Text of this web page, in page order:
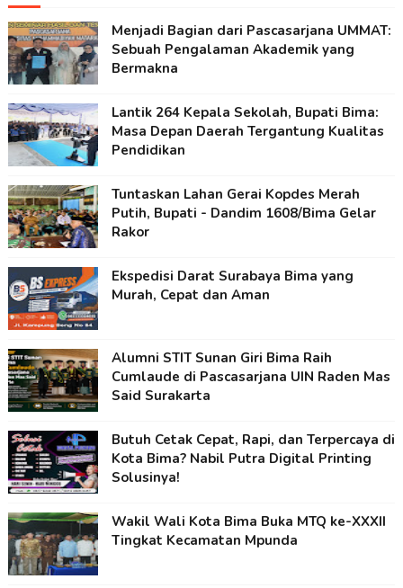
Menjadi Bagian dari Pascasarjana UMMAT:
Sebuah Pengalaman Akademik yang
Bermakna
Lantik 264 Kepala Sekolah, Bupati Bima:
Masa Depan Daerah Tergantung Kualitas
Pendidikan
Tuntaskan Lahan Gerai Kopdes Merah
Putih, Bupati - Dandim 1608/Bima Gelar
Rakor
Ekspedisi Darat Surabaya Bima yang
Murah, Cepat dan Aman
Alumni STIT Sunan Giri Bima Raih
Cumlaude di Pascasarjana UIN Raden Mas
Said Surakarta
Butuh Cetak Cepat, Rapi, dan Terpercaya di
Kota Bima? Nabil Putra Digital Printing
Solusinya!
Wakil Wali Kota Bima Buka MTQ ke-XXXII
Tingkat Kecamatan Mpunda